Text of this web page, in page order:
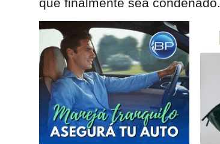
que finalmente sea condenado.